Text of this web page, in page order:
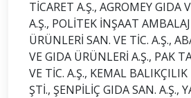
TİCARET A.Ş., AGROMEY GIDA
A.Ş., POLİTEK İNŞAAT
ÜRÜNLERİ SAN. VE TİC. A.Ş.,
VE GIDA ÜRÜNLERİ A.Ş., PAK
VE TİC. A.Ş., KEMAL
ŞTİ., ŞENPİLİÇ GIDA SAN. A.Ş.,